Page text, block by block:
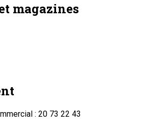
magazines
: 20 73 22 43